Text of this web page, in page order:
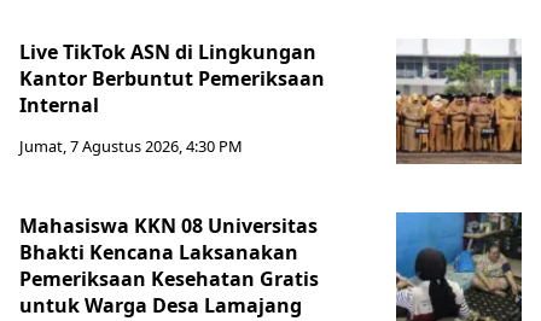
Live TikTok ASN di Lingkungan
Kantor Berbuntut Pemeriksaan
Internal
Jumat, 7 Agustus 2026, 4:30 PM
Mahasiswa KKN 08 Universitas
Bhakti Kencana Laksanakan
Pemeriksaan Kesehatan Gratis
untuk Warga Desa Lamajang